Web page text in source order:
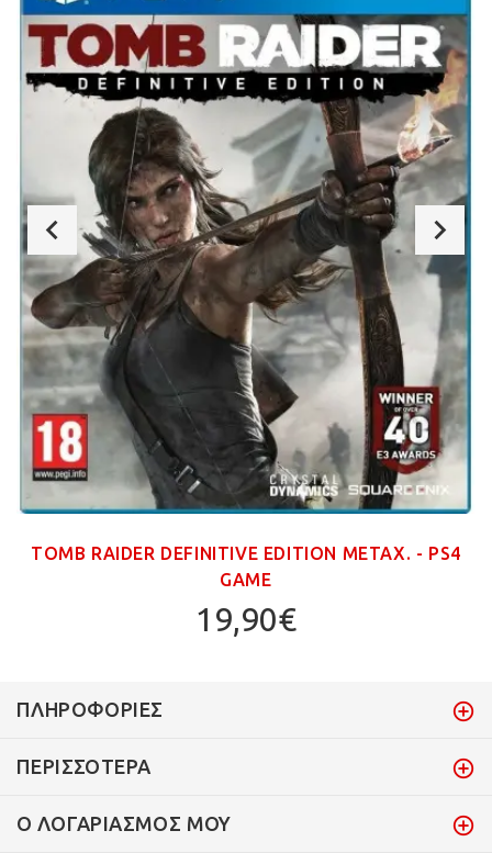
TOMB RAIDER DEFINITIVE EDITION ΜΕΤΑΧ. - PS4
GAME
19,90€
ΠΛΗΡΟΦΟΡΊΕΣ
ΠΕΡΙΣΣΌΤΕΡΑ
Ο ΛΟΓΑΡΙΑΣΜΌΣ ΜΟΥ